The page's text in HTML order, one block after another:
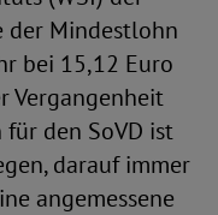
der Mindestlohn
bei 15,12 Euro
Vergangenheit
den SoVD ist
darauf immer
angemessene